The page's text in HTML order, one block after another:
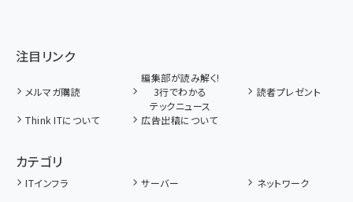
注目リンク
メルマガ購読
編集部が読み解く!
3行でわかる
テックニュース
読者プレゼント
Think ITについて 広告出稿について
カテゴリ
ITインフラ サーバー
ネットワーク